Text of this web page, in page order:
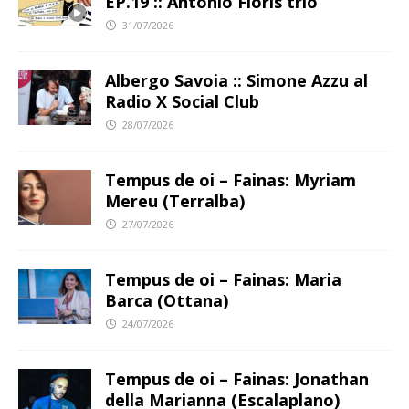
31/07/2026
Albergo Savoia :: Simone Azzu al
Radio X Social Club
28/07/2026
Tempus de oi – Fainas: Myriam
Mereu (Terralba)
27/07/2026
Tempus de oi – Fainas: Maria
Barca (Ottana)
24/07/2026
Tempus de oi – Fainas: Jonathan
della Marianna (Escalaplano)